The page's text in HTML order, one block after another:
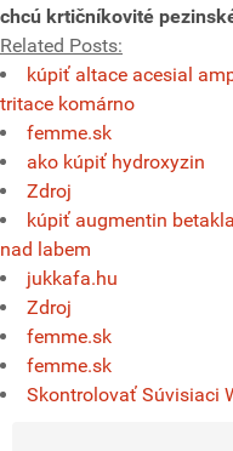
chcú krtičníkovité
Related Posts:
kúpiť altace acesial
tritace komárno
femme.sk
ako kúpiť hydroxyzin
Zdroj
kúpiť augmentin
nad labem
jukkafa.hu
Zdroj
femme.sk
femme.sk
Skontrolovať Súvisiaci